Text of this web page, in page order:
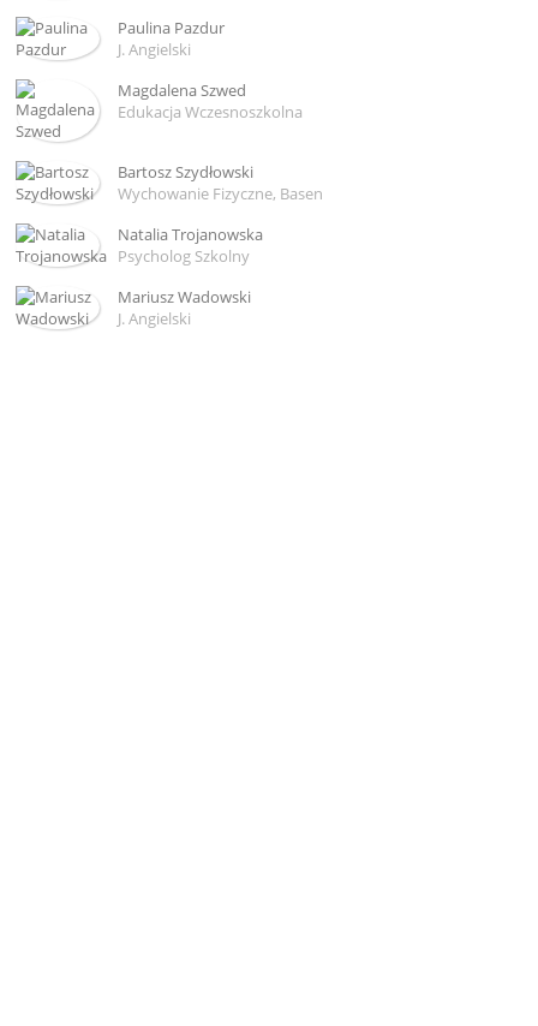
Paulina Pazdur
J. Angielski
Magdalena Szwed
Edukacja Wczesnoszkolna
Bartosz Szydłowski
Wychowanie Fizyczne, Basen
Natalia Trojanowska
Psycholog Szkolny
Mariusz Wadowski
J. Angielski